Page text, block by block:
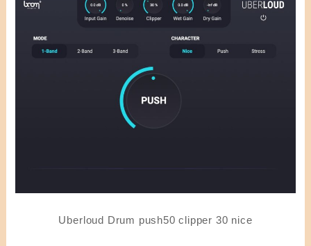
Uberloud Drum push50 clipper 30 nice